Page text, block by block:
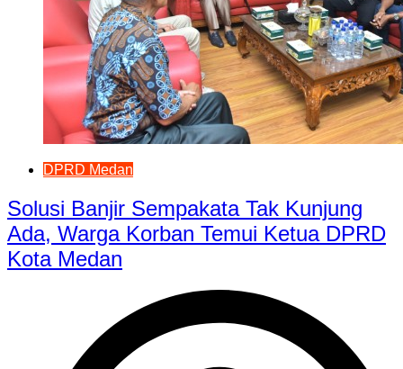
DPRD Medan
Solusi Banjir Sempakata Tak Kunjung
Ada, Warga Korban Temui Ketua DPRD
Kota Medan